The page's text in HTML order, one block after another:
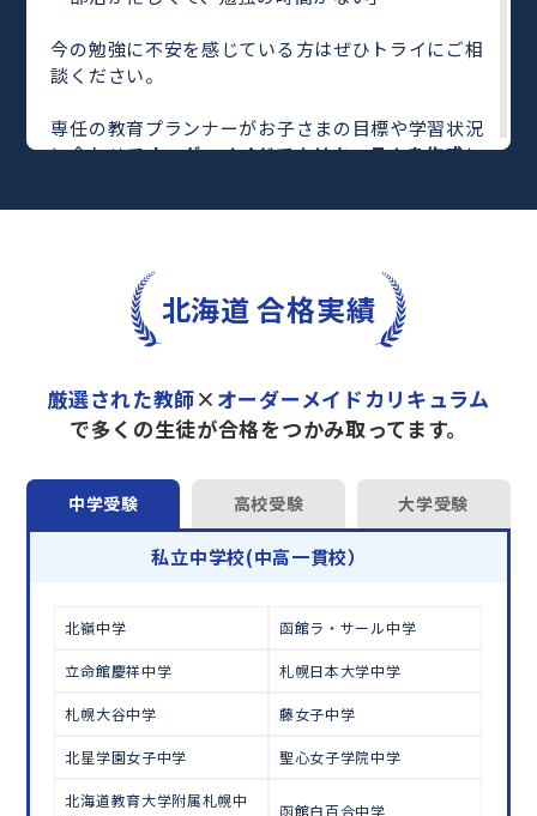
今の勉強に不安を感じている方はぜひトライにご相
談ください。
専任の教育プランナーがお子さまの目標や学習状況
に合わせてオーダーメイドでカリキュラムを作成し
完全マンツーマンで自分に合った教師がわかるまで
さらに、単元別の学習の理解度がわかる「AI学習診
や授業内容や授業以外の勉強をナビゲートする
「DAILY TRY」
など、豊富な学習コンテンツが
トライで一緒に“自己最高得点”を目指しません
か？
オンラインでの学習面談も承っております。
学習相談のお申し込みはこちら
北海道 合格実績
厳選された教師× オーダーメイドカリキュラム
で多くの生徒が合格をつかみ取ってます。
中学受験 高校受験 大学受験
私立中学校(中高一貫校）
北嶺中学 函館ラ・サール中学
立命館慶祥中学 札幌日本大学中学
札幌大谷中学 藤女子中学
北星学園女子中学 聖心女子学院中学
北海道教育大学附属札幌中
函館白百合中学